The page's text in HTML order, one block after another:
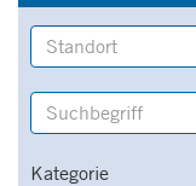
Kategorie